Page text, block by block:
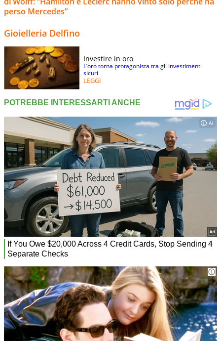
perso Mercedes”
Gioielleria Delfino
Investire in oro
L’oro torna protagonista tra gli investimenti
sicuri
LEGGI